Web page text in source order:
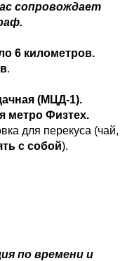
сопровождает
6 километров.
.
(МЦД-1).
метро Физтех.
для перекуса (чай,
с собой).
по времени и